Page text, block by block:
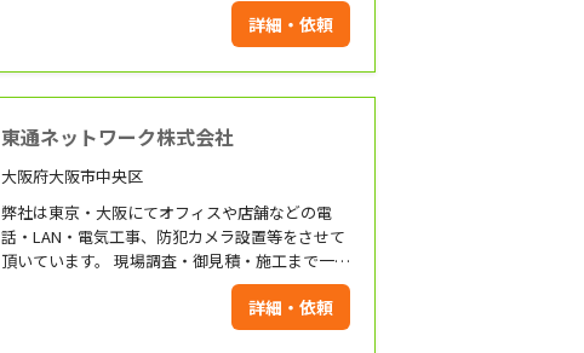
詳細・依頼
東通ネットワーク株式会社
大阪府大阪市中央区
弊社は東京・大阪にてオフィスや店舗などの電
話・LAN・電気工事、防犯カメラ設置等をさせて
頂いています。 現場調査・御見積・施工まで一括
して行わせて頂くため、円滑に低価格でサービス
を提供させて頂けます。 また、「官公庁」「事務
オフィス」「店舗」などの幅広い施工実績があり
詳細・依頼